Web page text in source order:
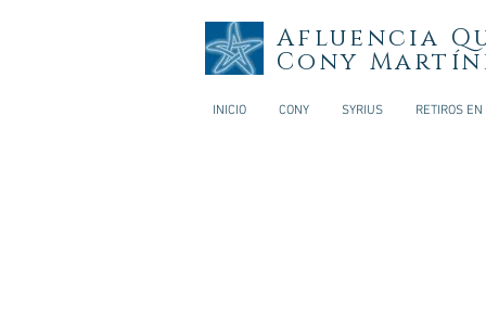
Afluencia
Cony
INICIO CONY SYRIUS RETIROS